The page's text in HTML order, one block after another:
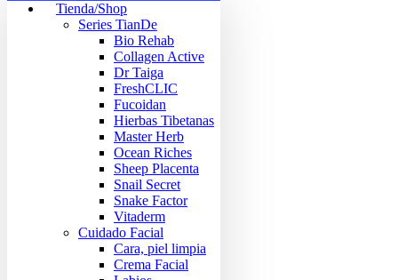
Tienda/Shop
Series TianDe
Bio Rehab
Collagen Active
Dr Taiga
FreshCLIC
Fucoidan
Hierbas Tibetanas
Master Herb
Ocean Riches
Sheep Placenta
Snail Secret
Snake Factor
Vitaderm
Cuidado Facial
Cara, piel limpia
Crema Facial